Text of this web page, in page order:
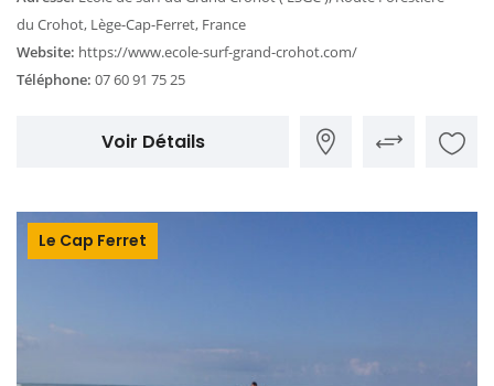
du Crohot, Lège-Cap-Ferret, France
Website: https://www.ecole-surf-grand-crohot.com/
Téléphone: 07 60 91 75 25
Voir Détails
Le Cap Ferret